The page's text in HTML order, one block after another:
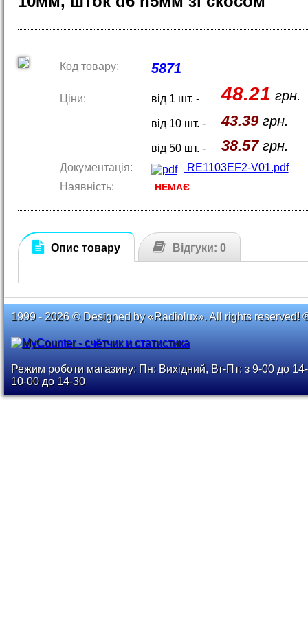
Код товару: 5871
Ціни: від 1 шт. - 48.21 грн.
від 10 шт. - 43.39грн.
від 50 шт. - 38.57грн.
Документація:
RE1103EF2-V01.pdf
Наявність:
НЕМАЄ
Опис товару Відгуки: 0
1999 - 2026 © Designed by «Radiolux». All rights reserved!
Режим роботи магазину: Пн: Вихідний, Вт-Пт: з 9-00 до
10-00 до 14-30